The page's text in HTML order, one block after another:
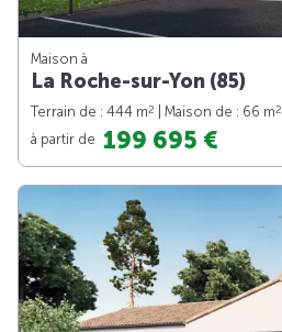
Maison à
La Roche-sur-Yon (85)
Terrain de : 444 m2 | Maison de : 66 m2
à partir de 199 695 €